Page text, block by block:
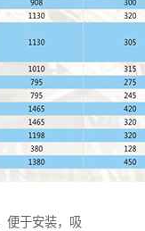
便于安装，吸